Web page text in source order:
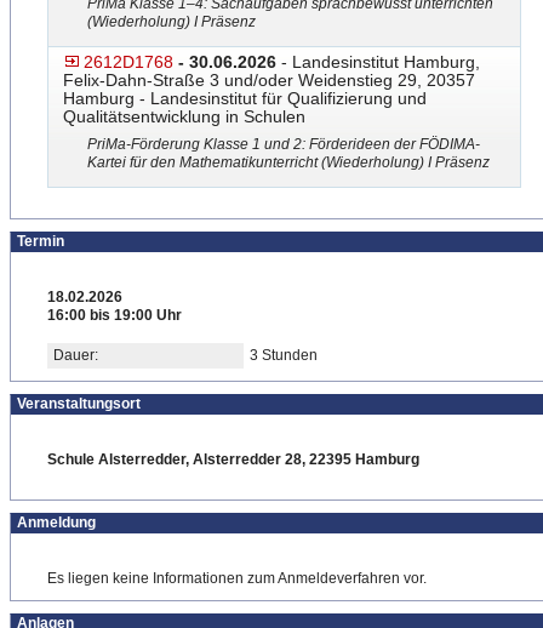
PriMa Klasse 1–4: Sachaufgaben sprachbewusst unterrichten
(Wiederholung) I Präsenz
2612D1768 - 30.06.2026 - Landesinstitut Hamburg,
Felix-Dahn-Straße 3 und/oder Weidenstieg 29, 20357
Hamburg - Landesinstitut für Qualifizierung und
Qualitätsentwicklung in Schulen
PriMa-Förderung Klasse 1 und 2: Förderideen der FÖDIMA-
Kartei für den Mathematikunterricht (Wiederholung) I Präsenz
Termin
18.02.2026
16:00 bis 19:00 Uhr
Dauer: 3 Stunden
Veranstaltungsort
Schule Alsterredder, Alsterredder 28, 22395 Hamburg
Anmeldung
Es liegen keine Informationen zum Anmeldeverfahren vor.
Anlagen